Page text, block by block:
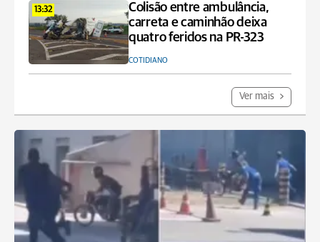
13:32
Colisão entre ambulância,
carreta e caminhão deixa
quatro feridos na PR-323
COTIDIANO
Ver mais